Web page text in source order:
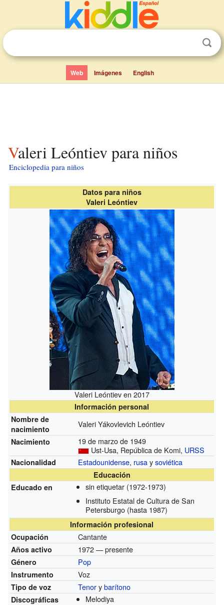
Web Imágenes English
Valeri Leóntiev para niños
Enciclopedia para niños
Datos para niños
Valeri Leóntiev
Valeri Leóntiev en 2017
Información personal
Nombre de
nacimiento
Valeri Yákovlevich Leóntiev
Nacimiento
19 de marzo de 1949
Ust-Usa, República de Komi, URSS
Nacionalidad Estadounidense, rusaysoviética
Educación
Educado en
sin etiquetar (1972-1973)
Instituto Estatal de Cultura de San
Petersburgo (hasta 1987)
Información profesional
Ocupación
Cantante
Años activo 1972 — presente
Género Pop
Instrumento Voz
Tipo de voz Tenorybarítono
Discográficas
Melodiya